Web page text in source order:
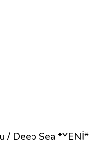
/ Deep Sea *YENİ*